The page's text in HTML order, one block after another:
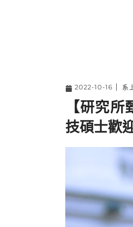
2022-10-16 系
【研究
技碩士歡